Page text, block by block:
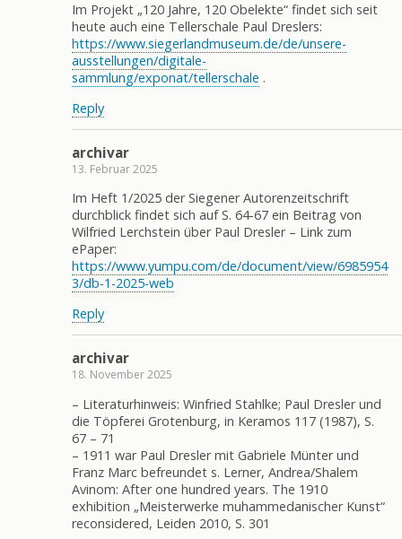
Im Projekt „120 Jahre, 120 Obelekte“ findet sich seit
heute auch eine Tellerschale Paul Dreslers:
https://www.siegerlandmuseum.de/de/unsere-
ausstellungen/digitale-
sammlung/exponat/tellerschale .
Reply
archivar
13. Februar 2025
Im Heft 1/2025 der Siegener Autorenzeitschrift
durchblick findet sich auf S. 64-67 ein Beitrag von
Wilfried Lerchstein über Paul Dresler – Link zum
ePaper:
https://www.yumpu.com/de/document/view/6985954
3/db-1-2025-web
Reply
archivar
18. November 2025
– Literaturhinweis: Winfried Stahlke; Paul Dresler und
die Töpferei Grotenburg, in Keramos 117 (1987), S.
67 – 71
– 1911 war Paul Dresler mit Gabriele Münter und
Franz Marc befreundet s. Lerner, Andrea/Shalem
Avinom: After one hundred years. The 1910
exhibition „Meisterwerke muhammedanischer Kunst“
reconsidered, Leiden 2010, S. 301